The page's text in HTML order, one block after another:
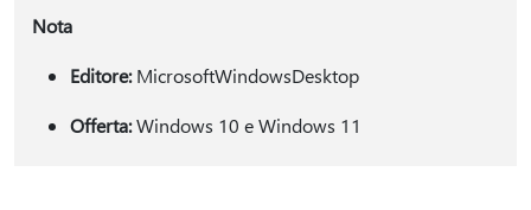
Nota
Editore:MicrosoftWindowsDesktop
Offerta:Windows 10 e Windows 11